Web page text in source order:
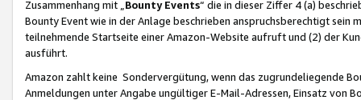
Zusammenhang mit „ Bounty Events“ die in dieser Ziffer 4 (a)
Bounty Event wie in der Anlage beschrieben anspruchsberechtigt sein
teilnehmende Startseite einer Amazon-Website aufruft und (2) der
ausführt.
Amazon zahlt keine Sondervergütung, wenn das zugrundeliegende
Anmeldungen unter Angabe ungültiger E-Mail-Adressen, Einsatz von